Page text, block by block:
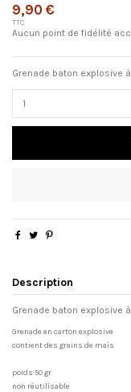
9,90 €
TTC
Aucun point de fidélité
Grenade baton explosive à
Description
Grenade baton explosive à
Grenade en carton explosive
contient des grains de maïs
poids:50 gr
non réutilisable